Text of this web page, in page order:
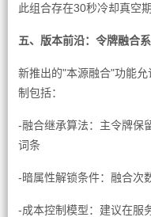
此组合存在30秒冷却真空期
五、版本前沿：令牌融合
新推出的"本源融合"功能
制包括：
-融合继承算法：主令牌保
词条
-暗属性解锁条件：融合次
-成本控制模型：建议在服